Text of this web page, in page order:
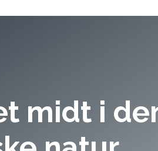
midt i